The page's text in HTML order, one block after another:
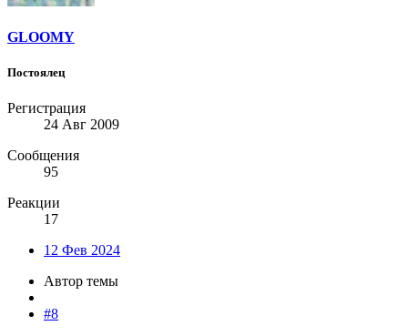
GLOOMY
Постоялец
Регистрация
24 Авг 2009
Сообщения
95
Реакции
17
12 Фев 2024
Автор темы
#8